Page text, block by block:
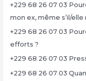
+229 68 26 07 03
mon ex, même s’il/elle
+229 68 26 07 03
efforts ?
+229 68 26 07 03
+229 68 26 07 03